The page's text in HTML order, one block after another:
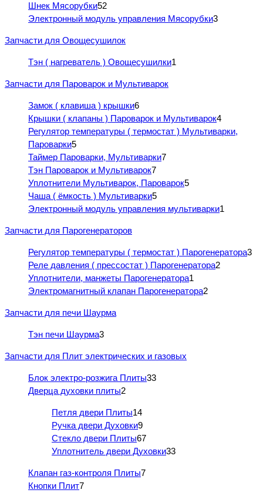
Шнек Мясорубки52
Электронный модуль управления Мясорубки3
Запчасти для Овощесушилок
Тэн ( нагреватель ) Овощесушилки1
Запчасти для Пароварок и Мультиварок
Замок ( клавиша ) крышки6
Крышки ( клапаны ) Пароварок и Мультиварок4
Регулятор температуры ( термостат ) Мультиварки,
Пароварки5
Таймер Пароварки, Мультиварки7
Тэн Пароварок и Мультиварок7
Уплотнители Мультиварок, Пароварок5
Чаша ( ёмкость ) Мультиварки5
Электронный модуль управления мультиварки1
Запчасти для Парогенераторов
Регулятор температуры ( термостат ) Парогенератора3
Реле давления ( прессостат ) Парогенератора2
Уплотнители, манжеты Парогенератора1
Электромагнитный клапан Парогенератора2
Запчасти для печи Шаурма
Тэн печи Шаурма3
Запчасти для Плит электрических и газовых
Блок электро-розжига Плиты33
Дверца духовки плиты2
Петля двери Плиты14
Ручка двери Духовки9
Стекло двери Плиты67
Уплотнитель двери Духовки33
Клапан газ-контроля Плиты7
Кнопки Плит7